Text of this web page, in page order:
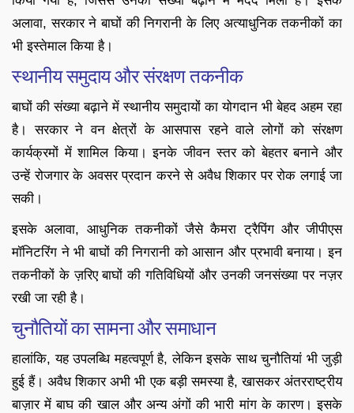
अलावा, सरकार ने बाघों की निगरानी के लिए अत्याधुनिक तकनीकों का
भी इस्तेमाल किया है।
स्थानीय समुदाय और संरक्षण तकनीक
बाघों की संख्या बढ़ाने में स्थानीय समुदायों का योगदान भी बेहद अहम रहा
है। सरकार ने वन क्षेत्रों के आसपास रहने वाले लोगों को संरक्षण
कार्यक्रमों में शामिल किया। इनके जीवन स्तर को बेहतर बनाने और
उन्हें रोजगार के अवसर प्रदान करने से अवैध शिकार पर रोक लगाई जा
सकी।
इसके अलावा, आधुनिक तकनीकों जैसे कैमरा ट्रैपिंग और जीपीएस
मॉनिटरिंग ने भी बाघों की निगरानी को आसान और प्रभावी बनाया। इन
तकनीकों के ज़रिए बाघों की गतिविधियों और उनकी जनसंख्या पर नज़र
रखी जा रही है।
चुनौतियों का सामना और समाधान
हालांकि, यह उपलब्धि महत्वपूर्ण है, लेकिन इसके साथ चुनौतियां भी जुड़ी
हुई हैं। अवैध शिकार अभी भी एक बड़ी समस्या है, खासकर अंतरराष्ट्रीय
बाज़ार में बाघ की खाल और अन्य अंगों की भारी मांग के कारण। इसके